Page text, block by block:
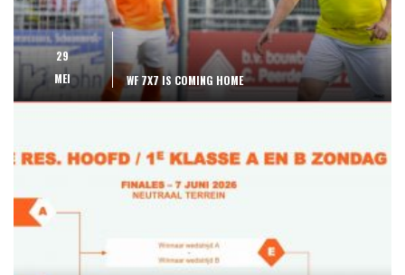
29
MEI
WF 7X7 IS COMING HOME